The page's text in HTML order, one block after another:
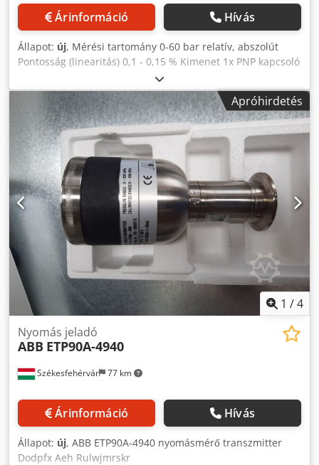
Árinformáció Hívás
Állapot: új, Mérési tartomány 0-60 bar relatív, abszolút
Pontosság (linearitás) 0,1 - 0,15 % Kimenet 1x PNP kapcsoló
kimenet, 2x PNP kapcsoló kimenet, 1x PNP kapcsoló
kimenet és 1x analóg kimenet) (vagy: 0(4) - 20 mA, 0 - 10 V)
Különlegességek Programozható, kapcsoló kimenet, mérési
tartomány skálázása 1:4, választható mérőegység, ház és
folyamatcsatlakozás rozsdamentes acélból (316L).
Folyamatcsatlakozás Menetmenetes, higiénikus
csatlakozások, membrántömítés, JUMO PEKA Közepes
hőmérséklet -25 és +200 °C között Dodpfsh Rul Tex Amrjkr
Apróhirdetés
1 /4
Székesfehérvár 77 km
Nyomás jeladó
ABB ETP90A-4940
Árinformáció Hívás
Állapot: új, ABB ETP90A-4940 nyomásmérő transzmitter
Dodpfx Aeh Rulwjmrskr